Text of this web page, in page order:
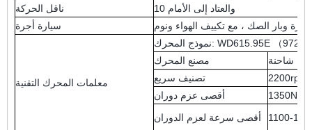
ناقل الحركة
10 والعتاد إلى الأمام
سيارة أجرة
معلمات المحرك التقنية
مصنع المحرك
تصنيف سريع
2200rpm
أقصى عزم دوران
1350N.m
أقصى سرعة لعزم الدوران
1100-